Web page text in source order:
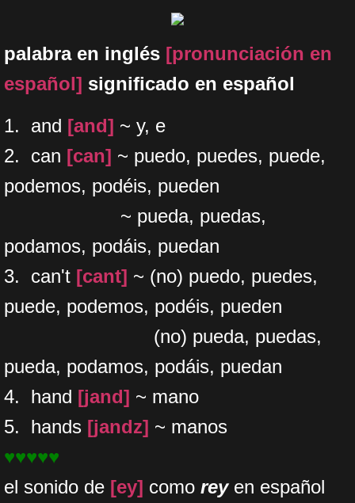
palabra en inglés [pronunciación en
español] significado en español
1. and [and] ~ y, e
​2. can [can] ~ puedo, puedes, puede,
podemos, podéis, pueden
~ pueda, puedas,
podamos, podáis, puedan
3. can't [cant] ~ (no) puedo, puedes,
puede, podemos, podéis, pueden
(no) pueda, puedas,
pueda, podamos, podáis, puedan
4. hand [jand] ~ mano
5. hands [jandz] ~ manos
♥♥♥♥♥
el sonido de [ey] como reyen español